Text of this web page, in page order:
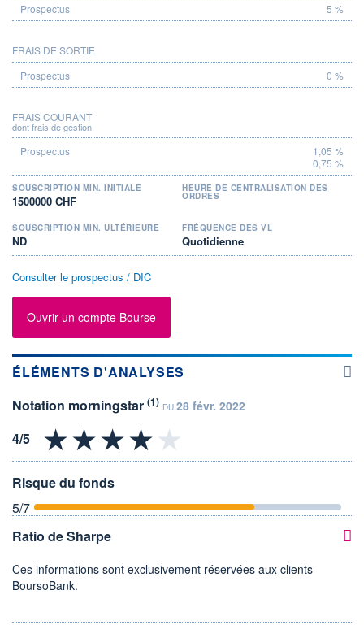
5 %
FRAIS DE SORTIE
0 %
FRAIS COURANT
dont frais de gestion
1,05 %
0,75 %
SOUSCRIPTION MIN. INITIALE
1500000 CHF
HEURE DE CENTRALISATION DES
ORDRES
SOUSCRIPTION MIN. ULTÉRIEURE
ND
FRÉQUENCE DES VL
Quotidienne
Consulter le prospectus / DIC
Ouvrir un compte Bourse
ÉLÉMENTS D'ANALYSES
Notation morningstar (1) DU 28 févr. 2022
Risque du fonds
5/7
Ratio de Sharpe
Ces informations sont exclusivement réservées aux clients
BoursoBank.